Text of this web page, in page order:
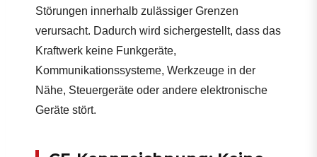
Störungen innerhalb zulässiger Grenzen
verursacht. Dadurch wird sichergestellt, dass das
Kraftwerk keine Funkgeräte,
Kommunikationssysteme, Werkzeuge in der
Nähe, Steuergeräte oder andere elektronische
Geräte stört.